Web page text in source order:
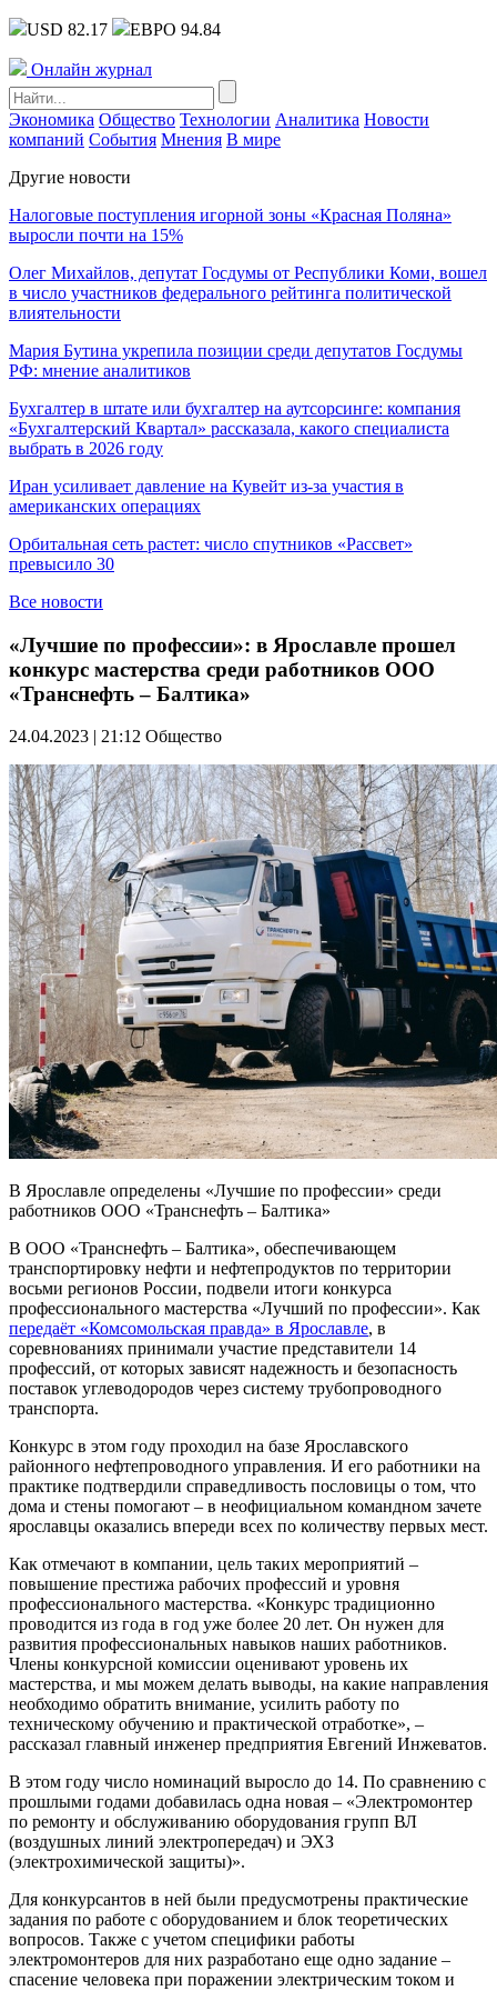
USD 82.17 ЕВРО 94.84
Онлайн журнал
Экономика Общество Технологии Аналитика Новости
компаний События Мнения В мире
Другие новости
Налоговые поступления игорной зоны «Красная Поляна»
выросли почти на 15%
Олег Михайлов, депутат Госдумы от Республики Коми, вошел
в число участников федерального рейтинга политической
влиятельности
Мария Бутина укрепила позиции среди депутатов Госдумы
РФ: мнение аналитиков
Бухгалтер в штате или бухгалтер на аутсорсинге: компания
«Бухгалтерский Квартал» рассказала, какого специалиста
выбрать в 2026 году
Иран усиливает давление на Кувейт из-за участия в
американских операциях
Орбитальная сеть растет: число спутников «Рассвет»
превысило 30
Все новости
«Лучшие по профессии»: в Ярославле прошел
конкурс мастерства среди работников ООО
«Транснефть – Балтика»
24.04.2023 | 21:12 Общество
В Ярославле определены «Лучшие по профессии» среди
работников ООО «Транснефть – Балтика»
В ООО «Транснефть – Балтика», обеспечивающем
транспортировку нефти и нефтепродуктов по территории
восьми регионов России, подвели итоги конкурса
профессионального мастерства «Лучший по профессии». Как
передаёт «Комсомольская правда» в Ярославле, в
соревнованиях принимали участие представители 14
профессий, от которых зависят надежность и безопасность
поставок углеводородов через систему трубопроводного
транспорта.
Конкурс в этом году проходил на базе Ярославского
районного нефтепроводного управления. И его работники на
практике подтвердили справедливость пословицы о том, что
дома и стены помогают – в неофициальном командном зачете
ярославцы оказались впереди всех по количеству первых мест.
Как отмечают в компании, цель таких мероприятий –
повышение престижа рабочих профессий и уровня
профессионального мастерства. «Конкурс традиционно
проводится из года в год уже более 20 лет. Он нужен для
развития профессиональных навыков наших работников.
Члены конкурсной комиссии оценивают уровень их
мастерства, и мы можем делать выводы, на какие направления
необходимо обратить внимание, усилить работу по
техническому обучению и практической отработке», –
рассказал главный инженер предприятия Евгений Инжеватов.
В этом году число номинаций выросло до 14. По сравнению с
прошлыми годами добавилась одна новая – «Электромонтер
по ремонту и обслуживанию оборудования групп ВЛ
(воздушных линий электропередач) и ЭХЗ
(электрохимической защиты)».
Для конкурсантов в ней были предусмотрены практические
задания по работе с оборудованием и блок теоретических
вопросов. Также с учетом специфики работы
электромонтеров для них разработано еще одно задание –
спасение человека при поражении электрическим током и